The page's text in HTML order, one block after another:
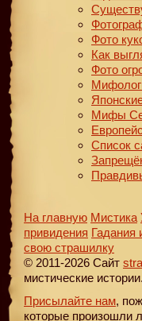
Фото
Как
Фото
Мифы
Список
На главную Мистика
привидения Гадания
свою страшилку
© 2011-2026 Сайт
мистические истории.
Присылайте нам,
которые произошли